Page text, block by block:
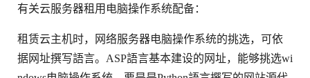
有关云服务器租用电脑操作系统配备：
租赁云主机时，网络服务器电脑操作系统的挑选，可依
据网址撰写語言。ASP語言基本建设的网址，能够挑选wi